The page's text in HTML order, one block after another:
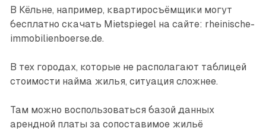
В Кёльне, например, квартиросъёмщики могут
бесплатно скачать Mietspiegel на сайте: rheinische-
immobilienboerse.de.
В тех городах, которые не располагают таблицей
стоимости найма жилья, ситуация сложнее.
Там можно воспользоваться базой данных
арендной платы за сопоставимое жильё